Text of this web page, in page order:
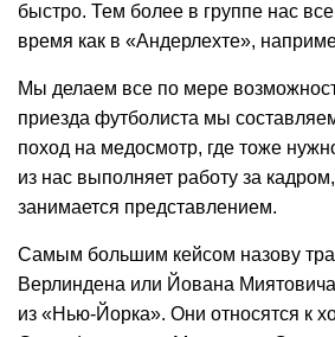
быстро. Тем более в группе нас
время как в «Андерлехте»,
Мы делаем все по мере
приезда футболиста мы
поход на медосмотр, где тоже
из нас выполняет работу за
занимается представлением.
Самым большим кейсом назову
Верлиндена или Йована
из «Нью-Йорка». Они относятся к